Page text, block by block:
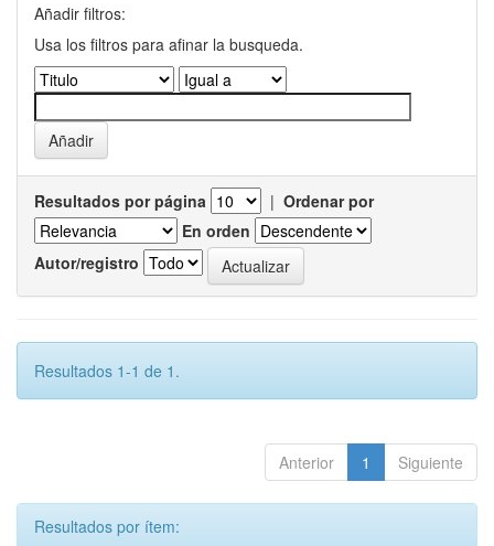
Añadir filtros:
Usa los filtros para afinar la busqueda.
Resultados por página | Ordenar por
En orden
Autor/registro
Resultados 1-1 de 1.
Anterior 1 Siguiente
Resultados por ítem: